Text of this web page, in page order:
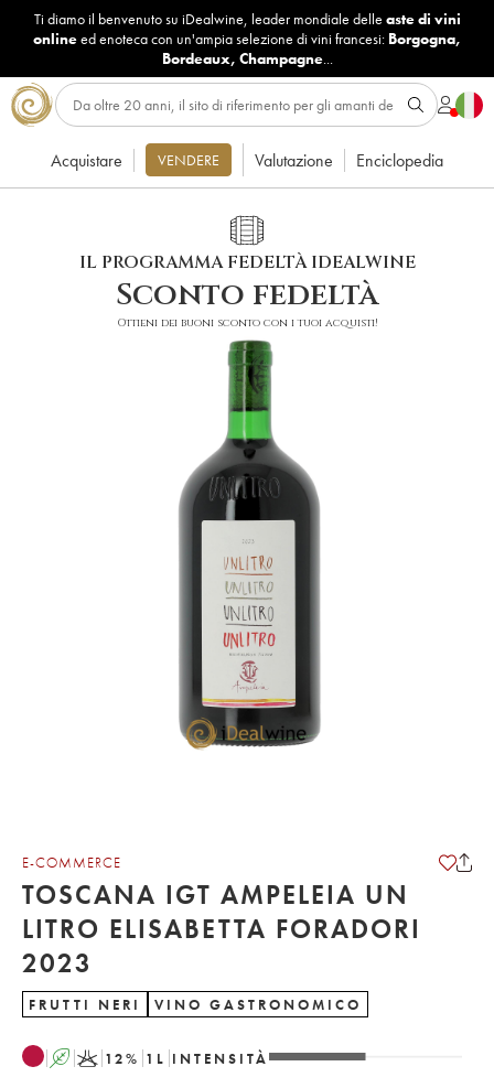
Ti diamo il benvenuto su iDealwine, leader mondiale delle aste di vini
onlineed enoteca con un'ampia selezione di vini francesi: Borgogna,
Bordeaux, Champagne...
Acquistare VENDERE Valutazione Enciclopedia
IL PROGRAMMA FEDELTÀ IDEALWINE
Sconto fedeltà
Ottieni dei buoni sconto con i tuoi acquisti!
E-COMMERCE
TOSCANA IGT AMPELEIA UN
LITRO ELISABETTA FORADORI
2023
FRUTTI NERI VINO GASTRONOMICO
A K 12% 1 L INTENSITÀ